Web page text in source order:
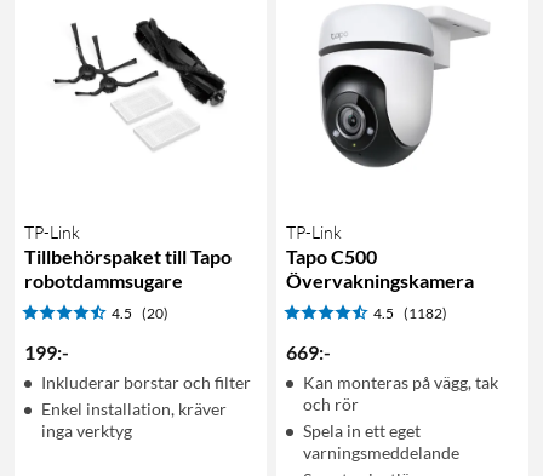
TP-Link
Tillbehörspaket till Tapo
robotdammsugare
4.5 (20)
199:-
Inkluderar borstar och filter
Enkel installation, kräver
inga verktyg
TP-Link
Tapo C500
Övervakningskamera
4.5 (1182)
669:-
Kan monteras på vägg, tak
och rör
Spela in ett eget
varningsmeddelande